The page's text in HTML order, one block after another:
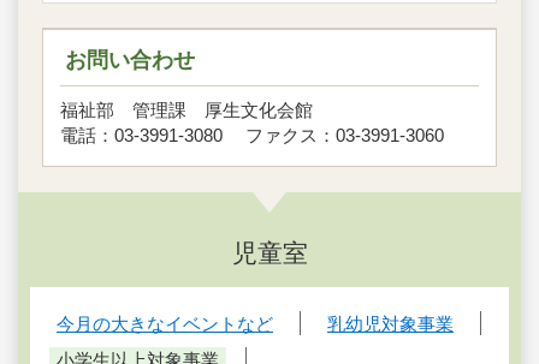
お問い合わせ
福祉部 管理課 厚生文化会館
電話：03-3991-3080 ファクス：03-3991-3060
児童室
今月の大きなイベントなど
乳幼児対象事業